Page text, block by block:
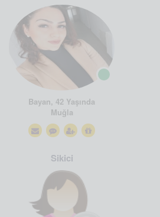
Bayan, 42 Yaşında
Muğla
Sikici